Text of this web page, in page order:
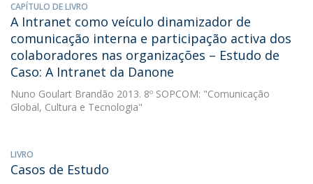
CAPÍTULO DE LIVRO
A Intranet como veículo dinamizador de
comunicação interna e participação activa dos
colaboradores nas organizações – Estudo de
Caso: A Intranet da Danone
Nuno Goulart Brandão 2013. 8º SOPCOM: "Comunicação
Global, Cultura e Tecnologia"
LIVRO
Casos de Estudo